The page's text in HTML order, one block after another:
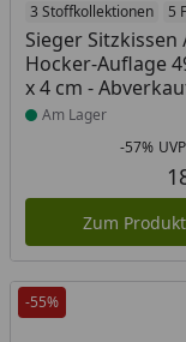
3 Stoffkollektionen 5
Sieger Sitzkissen
Hocker-Auflage
x 4 cm -
Produkt am
Am Lager
-57% UVP
Zum Produkt
-55%